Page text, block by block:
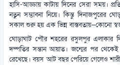
হাসি-আড্ডায় কাটায় দিনের সেরা সময়।
নতুন সম্ভাবনা নিয়ে। কিন্তু দিনাজপুরের
সকাল শুরু হয় এক ভিন্ন বাস্তবতায়—কোনো
ঘোড়াঘাট পৌর শহরের রসুলপুর এলাকার
দম্পতির সন্তান আয়াত। জন্মের পর থেকেই
রেখেছে। বয়স আট বছর পেরিয়ে গেলেও